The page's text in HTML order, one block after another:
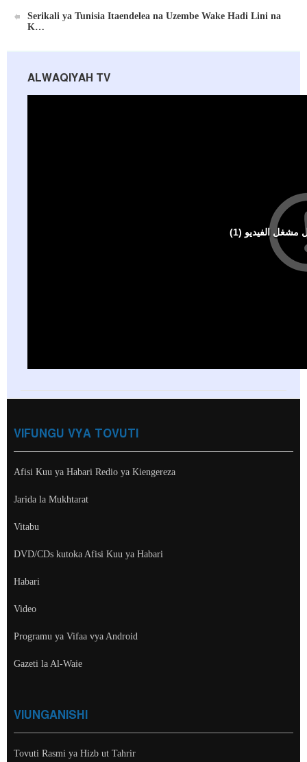
Serikali ya Tunisia Itaendelea na Uzembe Wake Hadi Lini na
K…
ALWAQIYAH TV
VIFUNGU VYA TOVUTI
Afisi Kuu ya Habari Redio ya Kiengereza
Jarida la Mukhtarat
Vitabu
DVD/CDs kutoka Afisi Kuu ya Habari
Habari
Video
Programu ya Vifaa vya Android
Gazeti la Al-Waie
VIUNGANISHI
Tovuti Rasmi ya Hizb ut Tahrir